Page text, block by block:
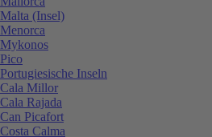
Malta (Insel)
Menorca
Mykonos
Pico
Portugiesische Inseln
Cala Millor
Cala Rajada
Can Picafort
Costa Calma